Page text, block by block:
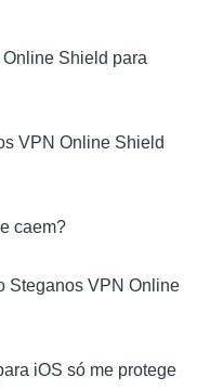
Shield para
VPN Online Shield
caem?
Steganos VPN Online
iOS só me protege